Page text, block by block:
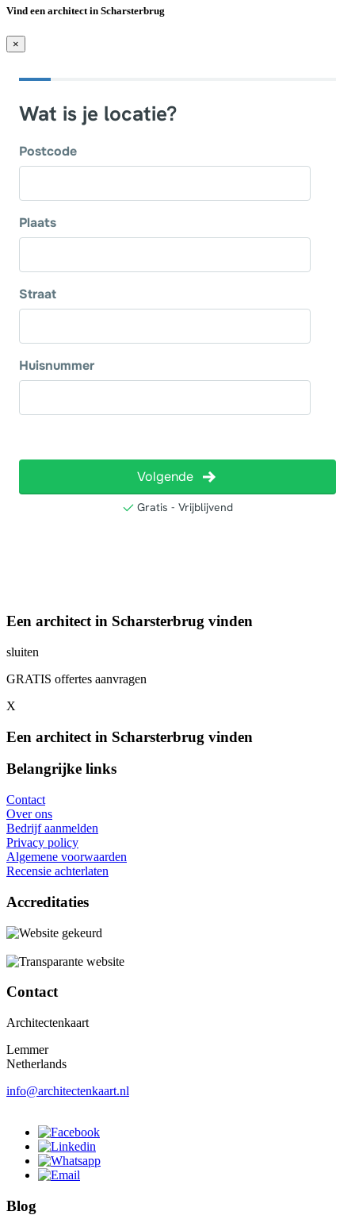
Vind een architect in Scharsterbrug
×
Een architect in Scharsterbrug vinden
sluiten
GRATIS offertes aanvragen
X
Een architect in Scharsterbrug vinden
Belangrijke links
Contact
Over ons
Bedrijf aanmelden
Privacy policy
Algemene voorwaarden
Recensie achterlaten
Accreditaties
Contact
Architectenkaart
Lemmer
Netherlands
info@architectenkaart.nl
Blog